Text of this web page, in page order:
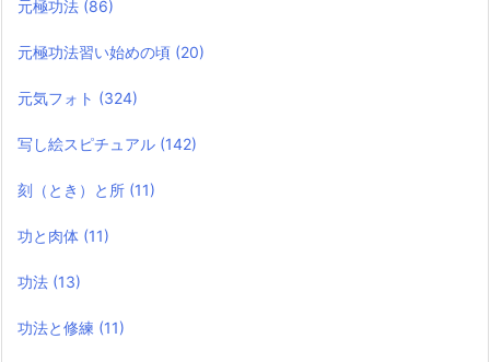
元極功法 (86)
元極功法習い始めの頃 (20)
元気フォト (324)
写し絵スピチュアル (142)
刻（とき）と所 (11)
功と肉体 (11)
功法 (13)
功法と修練 (11)